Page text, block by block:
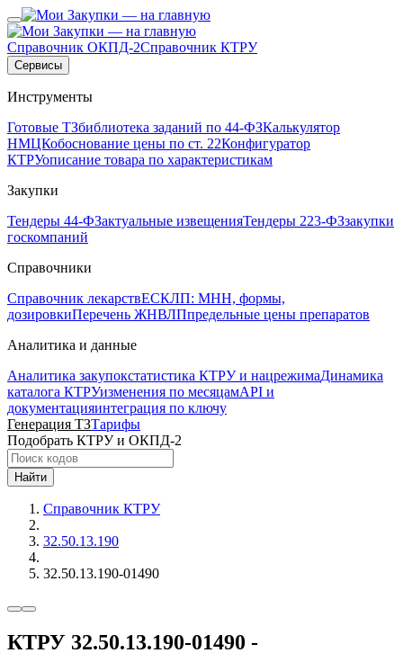
Справочник ОКПД-2Справочник КТРУ
Сервисы
Инструменты
Готовые ТЗбиблиотека заданий по 44-ФЗКалькулятор
НМЦКобоснование цены по ст. 22Конфигуратор
КТРУописание товара по характеристикам
Закупки
Тендеры 44-ФЗактуальные извещенияТендеры 223-ФЗзакупки
госкомпаний
Справочники
Справочник лекарствЕСКЛП: МНН, формы,
дозировкиПеречень ЖНВЛПпредельные цены препаратов
Аналитика и данные
Аналитика закупокстатистика КТРУ и нацрежимаДинамика
каталога КТРУизменения по месяцамAPI и
документацияинтеграция по ключу
Генерация ТЗТарифы
Подобрать КТРУ и ОКПД-2
Найти
Справочник КТРУ
32.50.13.190
32.50.13.190-01490
КТРУ 32.50.13.190-01490 -